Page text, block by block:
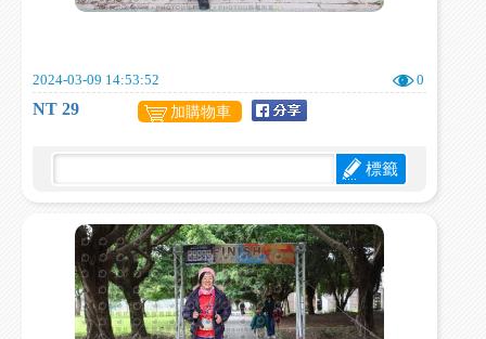
2024-03-09 14:53:52 0
NT 29 加購物車
標籤